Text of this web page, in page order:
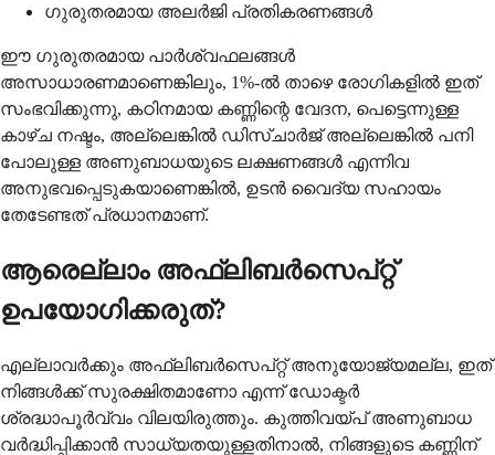
ഗുരുതരമായ അലർജി പ്രതികരണങ്ങൾ
ഈ ഗുരുതരമായ പാർശ്വഫലങ്ങൾ
അസാധാരണമാണെങ്കിലും, 1%-ൽ താഴെ രോഗികളിൽ ഇത്
സംഭവിക്കുന്നു, കഠിനമായ കണ്ണിന്റെ വേദന, പെട്ടെന്നുള്ള
കാഴ്ച നഷ്ടം, അല്ലെങ്കിൽ ഡിസ്ചാർജ് അല്ലെങ്കിൽ പനി
പോലുള്ള അണുബാധയുടെ ലക്ഷണങ്ങൾ എന്നിവ
അനുഭവപ്പെടുകയാണെങ്കിൽ, ഉടൻ വൈദ്യ സഹായം
തേടേണ്ടത് പ്രധാനമാണ്.
ആരെല്ലാം അഫ്‌ലിബർസെപ്റ്റ്
ഉപയോഗിക്കരുത്?
എല്ലാവർക്കും അഫ്‌ലിബർസെപ്റ്റ് അനുയോജ്യമല്ല, ഇത്
നിങ്ങൾക്ക് സുരക്ഷിതമാണോ എന്ന് ഡോക്ടർ
ശ്രദ്ധാപൂർവ്വം വിലയിരുത്തും. കുത്തിവയ്പ് അണുബാധ
വർദ്ധിപ്പിക്കാൻ സാധ്യതയുള്ളതിനാൽ, നിങ്ങളുടെ കണ്ണിന്